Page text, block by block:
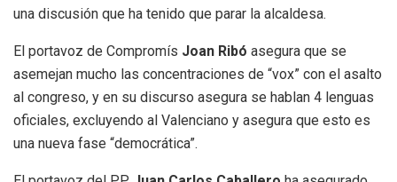
una discusión que ha tenido que parar la alcaldesa.
El portavoz de Compromís Joan Ribó asegura que se
asemejan mucho las concentraciones de “vox” con el asalto
al congreso, y en su discurso asegura se hablan 4 lenguas
oficiales, excluyendo al Valenciano y asegura que esto es
una nueva fase “democrática”.